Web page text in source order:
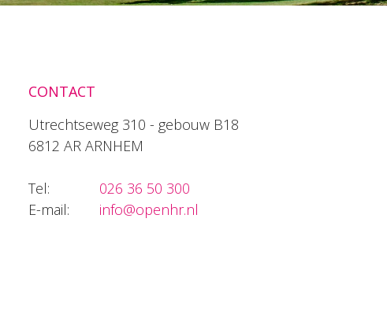
CONTACT
Utrechtseweg 310 - gebouw B18
6812 AR ARNHEM
Tel:
026 36 50 300
E-mail:
info@openhr.nl